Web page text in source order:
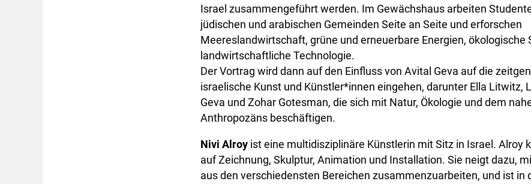
Israel zusammengeführt werden. Im Gewächshaus arbeiten
jüdischen und arabischen Gemeinden Seite an Seite und erforschen
Meereslandwirtschaft, grüne und erneuerbare Energien, ökologische
landwirtschaftliche Technologie.
Der Vortrag wird dann auf den Einfluss von Avital Geva auf die
israelische Kunst und Künstler*innen eingehen, darunter Ella Litwitz,
Geva und Zohar Gotesman, die sich mit Natur, Ökologie und dem
Anthropozäns beschäftigen.
Nivi Alroy ist eine multidisziplinäre Künstlerin mit Sitz in Israel. Alroy
auf Zeichnung, Skulptur, Animation und Installation. Sie neigt dazu,
aus den verschiedensten Bereichen zusammenzuarbeiten, und ist in